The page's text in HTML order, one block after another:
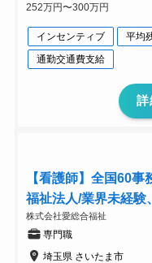
252万円〜300万円
インセンティブ 平均
通勤交通費支給
詳
【看護師】全国60
福祉法人/業界未経験
株式会社愛総合福祉
専門職
埼玉県 さいたま市